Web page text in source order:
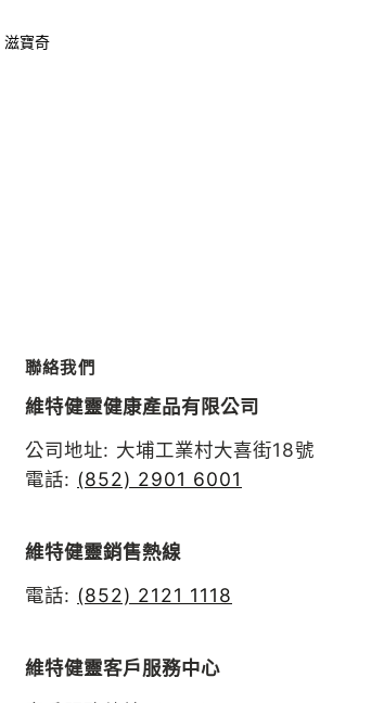
滋寶奇
聯絡我們
維特健靈健康產品有限公司
公司地址: 大埔工業村大喜街18號
電話: (852) 2901 6001
維特健靈銷售熱線
電話: (852) 2121 1118
維特健靈客戶服務中心